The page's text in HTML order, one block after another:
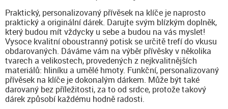
Praktický, personalizovaný přívěsek na klíče je naprosto
praktický a originální dárek. Darujte svým blízkým doplněk,
který budou mít vždycky u sebe a budou na vás myslet!
Vysoce kvalitní oboustranný potisk se určitě trefí do vkusu
obdarovaných. Dáváme vám na výběr přívěsky v několika
tvarech a velikostech, provedených z nejkvalitnějších
materiálů: hliníku a umělé hmoty. Funkční, personalizovaný
přívěsek na klíče je dokonalým dárkem. Může být také
darovaný bez příležitosti, za to od srdce, protože takový
dárek způsobí každému hodně radosti.